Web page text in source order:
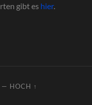
gibt es hier.
— HOCH ↑